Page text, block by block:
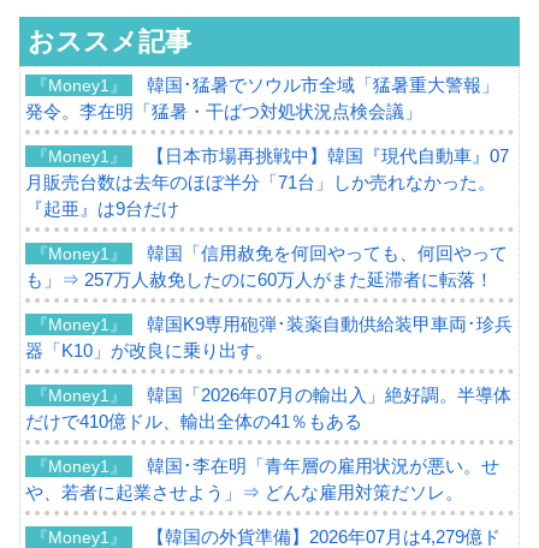
おススメ記事
『Money1』
韓国･猛暑でソウル市全域「猛暑重大警報」
発令。李在明「猛暑・干ばつ対処状況点検会議」
『Money1』
【日本市場再挑戦中】韓国『現代自動車』07
月販売台数は去年のほぼ半分「71台」しか売れなかった。
『起亜』は9台だけ
『Money1』
韓国「信用赦免を何回やっても、何回やって
も」⇒ 257万人赦免したのに60万人がまた延滞者に転落！
『Money1』
韓国K9専用砲弾･装薬自動供給装甲車両･珍兵
器「K10」が改良に乗り出す。
『Money1』
韓国「2026年07月の輸出入」絶好調。半導体
だけで410億ドル、輸出全体の41％もある
『Money1』
韓国･李在明「青年層の雇用状況が悪い。せ
や、若者に起業させよう」⇒ どんな雇用対策だソレ。
『Money1』
【韓国の外貨準備】2026年07月は4,279億ド